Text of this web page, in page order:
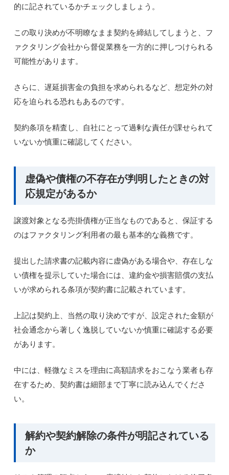
的に記されているかチェックしましょう。
この取り決めが不明瞭なまま契約を締結してしまうと、フ
ァクタリング会社から督促業務を一方的に押しつけられる
可能性があります。
さらに、遅延損害金の負担を求められるなど、想定外の対
応を迫られる恐れもあるのです。
契約条項を精査し、自社にとって過剰な責任が課せられて
いないか慎重に確認してください。
虚偽や債権の不存在が判明したときの対
応規定があるか
譲渡対象となる売掛債権が正当なものであると、保証する
のはファクタリング利用者の最も基本的な義務です。
提出した請求書の記載内容に虚偽がある場合や、存在しな
い債権を提示していた場合には、違約金や損害賠償の支払
いが求められる条項が契約書に記載されています。
上記は契約上、当然の取り決めですが、設定された金額が
社会通念から著しく逸脱していないか慎重に確認する必要
があります。
中には、軽微なミスを理由に高額請求をおこなう業者も存
在するため、契約書は細部まで丁寧に読み込んでくださ
い。
解約や契約解除の条件が明記されている
か